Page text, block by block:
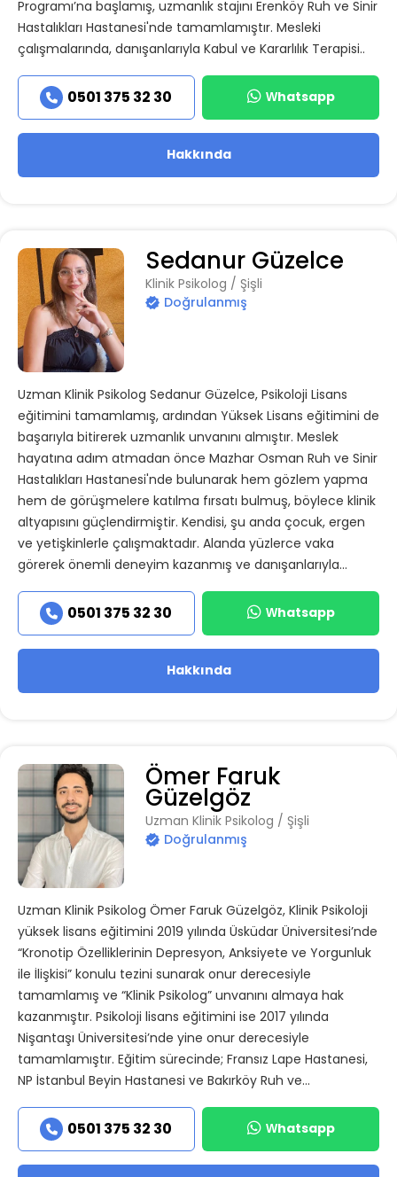
Programı’na başlamış, uzmanlık stajını Erenköy Ruh ve Sinir
Hastalıkları Hastanesi'nde tamamlamıştır. Mesleki
çalışmalarında, danışanlarıyla Kabul ve Kararlılık Terapisi..
0501 375 32 30 Whatsapp
Hakkında
Sedanur Güzelce
Klinik Psikolog / Şişli
Doğrulanmış
Uzman Klinik Psikolog Sedanur Güzelce, Psikoloji Lisans
eğitimini tamamlamış, ardından Yüksek Lisans eğitimini de
başarıyla bitirerek uzmanlık unvanını almıştır. Meslek
hayatına adım atmadan önce Mazhar Osman Ruh ve Sinir
Hastalıkları Hastanesi'nde bulunarak hem gözlem yapma
hem de görüşmelere katılma fırsatı bulmuş, böylece klinik
altyapısını güçlendirmiştir. Kendisi, şu anda çocuk, ergen
ve yetişkinlerle çalışmaktadır. Alanda yüzlerce vaka
görerek önemli deneyim kazanmış ve danışanlarıyla...
0501 375 32 30 Whatsapp
Hakkında
Ömer Faruk
Güzelgöz
Uzman Klinik Psikolog / Şişli
Doğrulanmış
Uzman Klinik Psikolog Ömer Faruk Güzelgöz, Klinik Psikoloji
yüksek lisans eğitimini 2019 yılında Üsküdar Üniversitesi’nde
“Kronotip Özelliklerinin Depresyon, Anksiyete ve Yorgunluk
ile İlişkisi” konulu tezini sunarak onur derecesiyle
tamamlamış ve “Klinik Psikolog” unvanını almaya hak
kazanmıştır. Psikoloji lisans eğitimini ise 2017 yılında
Nişantaşı Üniversitesi’nde yine onur derecesiyle
tamamlamıştır. Eğitim sürecinde; Fransız Lape Hastanesi,
NP İstanbul Beyin Hastanesi ve Bakırköy Ruh ve...
0501 375 32 30 Whatsapp